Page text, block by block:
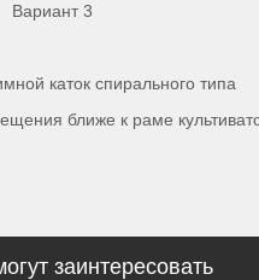
Вариант 3
каток спирального типа
ближе к раме
заинтересовать